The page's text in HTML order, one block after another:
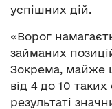
успішних дій.
«Ворог
займаних
Зокрема, майже
від 4 до 10
результаті